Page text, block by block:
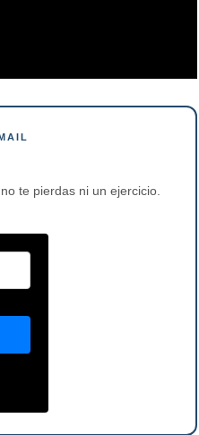
te pierdas ni un ejercicio.